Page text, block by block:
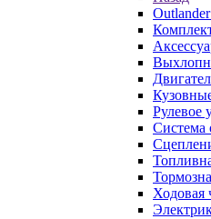
Рулевое
Система
Ходовая